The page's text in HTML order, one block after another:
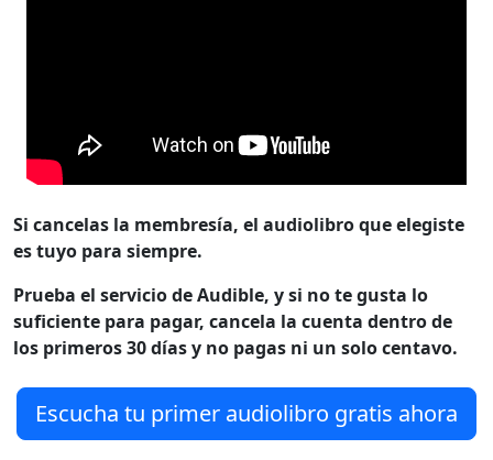
Si cancelas la membresía, el audiolibro que elegiste
es tuyo para siempre.
Prueba el servicio de Audible, y si no te gusta lo
suficiente para pagar, cancela la cuenta dentro de
los primeros 30 días y no pagas ni un solo centavo.
Escucha tu primer audiolibro gratis ahora